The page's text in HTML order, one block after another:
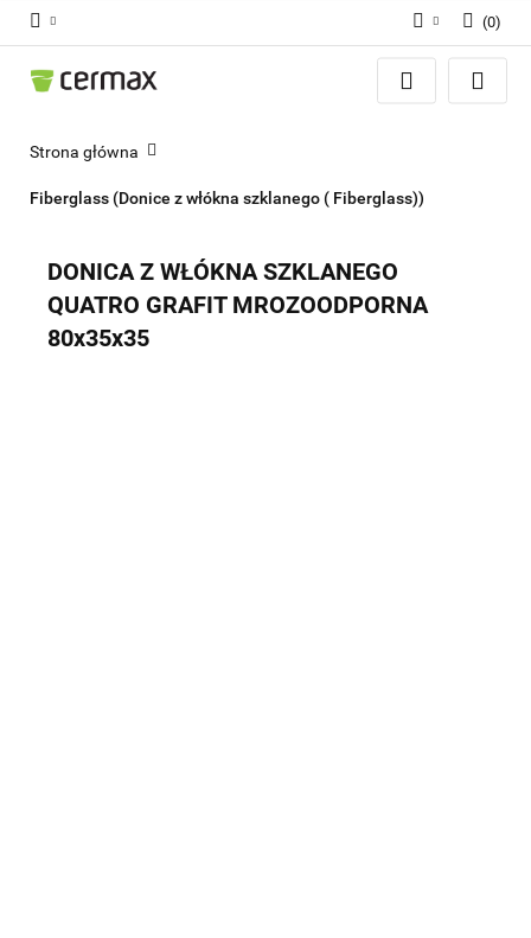
Zaloguj się
(0)
Strona główna
Fiberglass (Donice z włókna szklanego ( Fiberglass))
DONICA Z WŁÓKNA SZKLANEGO
QUATRO GRAFIT MROZOODPORNA
80x35x35